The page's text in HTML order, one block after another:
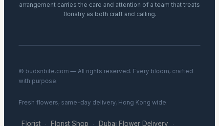
arrangement carries the care and attention of a team that treats
floristry as both craft and calling.
© budsnbite.com — All rights reserved. Every bloom, crafted
with purpose.
Fresh flowers, same-day delivery, Hong Kong wide.
Florist · Florist Shop · Dubai Flower Delivery ·